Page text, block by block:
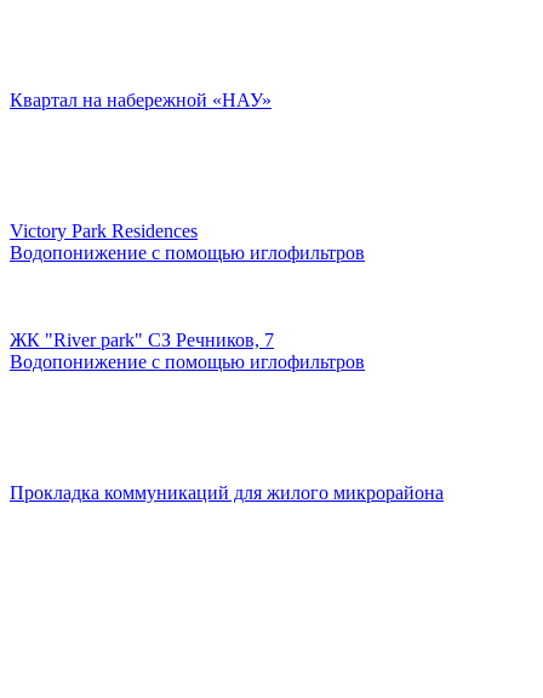
Квартал на набережной «НАУ»
Victory Park Residences
Водопонижение с помощью иглофильтров
ЖК "River park" СЗ Речников, 7
Водопонижение с помощью иглофильтров
Прокладка коммуникаций для жилого микрорайона